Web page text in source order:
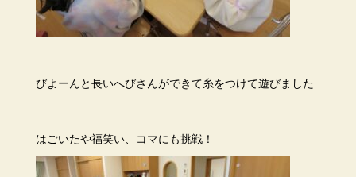
びよーんと長いへびさんができて糸をつけて遊びました
はごいたや福笑い、コマにも挑戦！